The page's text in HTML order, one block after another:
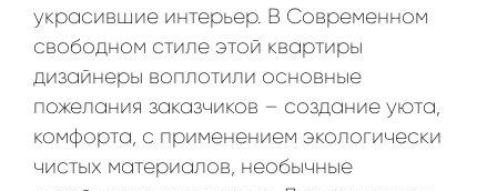
украсившие интерьер. В Современном
свободном стиле этой квартиры
дизайнеры воплотили основные
пожелания заказчиков – создание уюта,
комфорта, с применением экологически
чистых материалов, необычные